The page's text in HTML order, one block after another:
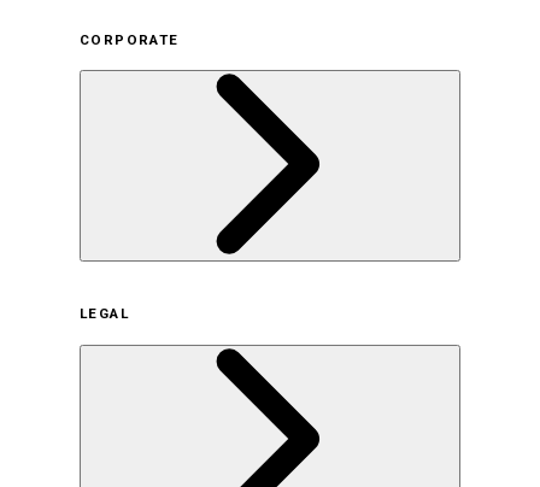
CORPORATE
サステナビリティの取り組み（日本）
サステナビリティの取り組み（米国/英語）
ヒストリー
採用情報
LEGAL